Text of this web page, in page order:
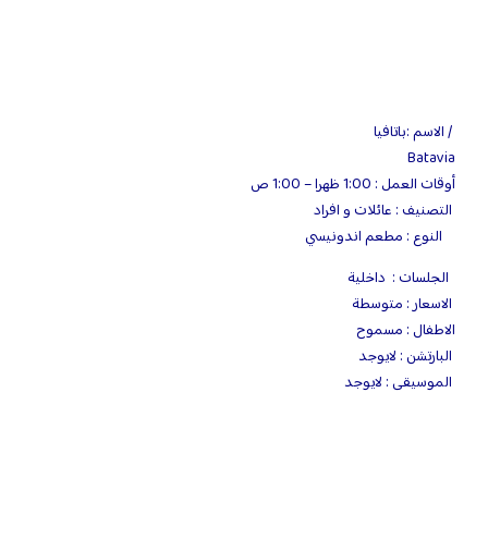
/ الاسم :باتافيا
Batavia
أوقات العمل : 1:00 ظهرا – 1:00 ص
التصنيف : عائلات و افراد
‏ النوع : مطعم اندونيسي
الجلسات : داخلية
الاسعار : متوسطة
الاطفال : مسموح
‏ البارتشن : لايوجد
‏ الموسيقى : لايوجد